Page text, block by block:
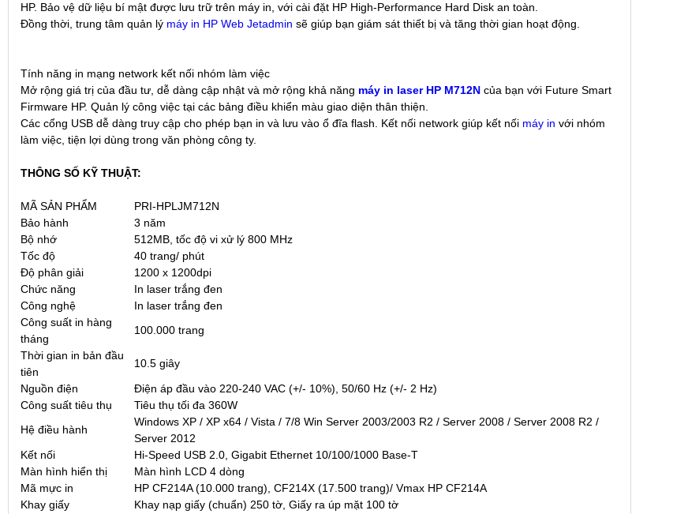
HP. Bảo vệ dữ liệu bí mật được lưu trữ trên máy in, với cài đặt HP High-Performance Hard Disk an toàn.
Đồng thời, trung tâm quản lý máy in HP Web Jetadmin sẽ giúp bạn giám sát thiết bị và tăng thời gian hoạt động.
Tính năng in mạng network kết nối nhóm làm việc
Mở rộng giá trị của đầu tư, dễ dàng cập nhật và mở rộng khả năng máy in laser HP M712N của bạn với Future Smart
Firmware HP. Quản lý công việc tại các bảng điều khiển màu giao diện thân thiện.
Các cổng USB dễ dàng truy cập cho phép bạn in và lưu vào ổ đĩa flash. Kết nối network giúp kết nối máy in với nhóm
làm việc, tiện lợi dùng trong văn phòng công ty.
THÔNG SỐ KỸ THUẬT:
MÃ SẢN PHẨM
PRI-HPLJM712N
Bảo hành
3 năm
Bộ nhớ
512MB, tốc độ vi xử lý 800 MHz
Tốc độ
40 trang/ phút
Độ phân giải
1200 x 1200dpi
Chức năng
In laser trắng đen
Công nghệ
In laser trắng đen
Công suất in hàng
tháng
100.000 trang
Thời gian in bản đầu
tiên
10.5 giây
Nguồn điện
Điện áp đầu vào 220-240 VAC (+/- 10%), 50/60 Hz (+/- 2 Hz)
Công suất tiêu thụ
Tiêu thụ tối đa 360W
Hệ điều hành
Windows XP / XP x64 / Vista / 7/8 Win Server 2003/2003 R2 / Server 2008 / Server 2008 R2 /
Server 2012
Kết nối
Hi-Speed ​​USB 2.0, Gigabit Ethernet 10/100/1000 Base-T
Màn hình hiển thị
Màn hình LCD 4 dòng
Mã mực in
HP CF214A (10.000 trang), CF214X (17.500 trang)/ Vmax HP CF214A
Khay giấy
Khay nạp giấy (chuẩn) 250 tờ, Giấy ra úp mặt 100 tờ